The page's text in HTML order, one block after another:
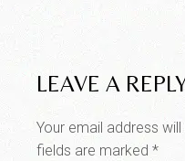
LEAVE A
Your email address
fields are marked*